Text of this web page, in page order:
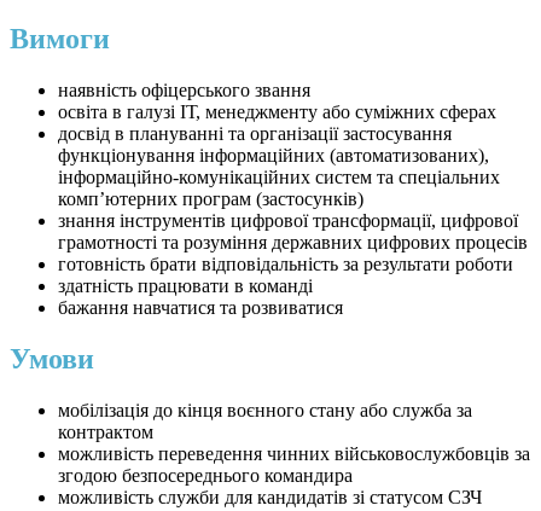
Вимоги
наявність офіцерського звання
освіта в галузі ІТ, менеджменту або суміжних сферах
досвід в плануванні та організації застосування
функціонування інформаційних (автоматизованих),
інформаційно-комунікаційних систем та спеціальних
комп’ютерних програм (застосунків)
знання інструментів цифрової трансформації, цифрової
грамотності та розуміння державних цифрових процесів
готовність брати відповідальність за результати роботи
здатність працювати в команді
бажання навчатися та розвиватися
Умови
мобілізація до кінця воєнного стану або служба за
контрактом
можливість переведення чинних військовослужбовців за
згодою безпосереднього командира
можливість служби для кандидатів зі статусом СЗЧ